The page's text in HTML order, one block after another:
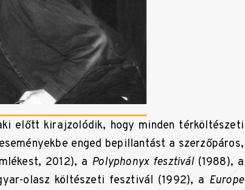
előtt kirajzolódik, hogy minden térköltészeti
enged bepillantást a szerzőpáros,
2012), a Polyphonyx fesztivál(1988), a
olasz költészeti fesztivál (1992), a Europe